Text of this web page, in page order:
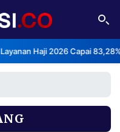
Haji 2026 Capai